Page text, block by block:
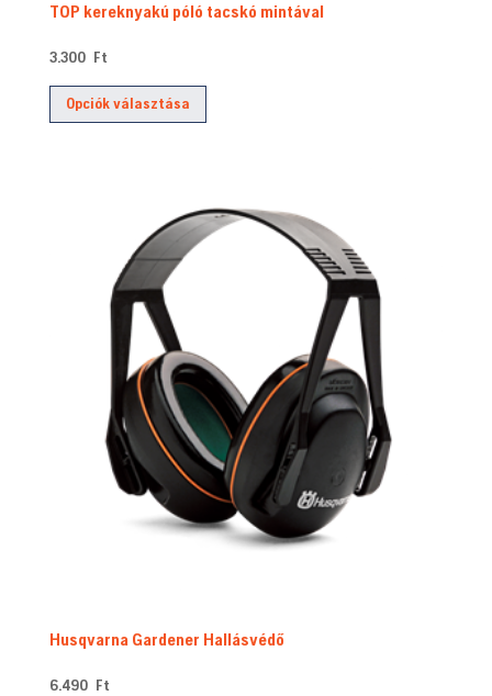
TOP kereknyakú póló tacskó mintával
3.300 Ft
Opciók választása
Ennek
van.
termékoldalon
választhatók
ki
Husqvarna Gardener Hallásvédő
6.490 Ft